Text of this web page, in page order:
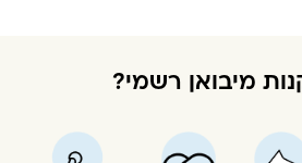
מיבואן רשמי?